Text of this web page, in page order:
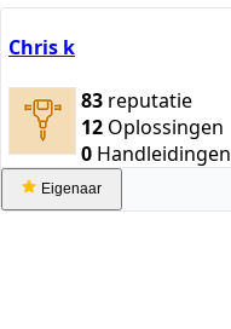
Chris k
83 reputatie
12 Oplossingen
0 Handleidingen
Eigenaar